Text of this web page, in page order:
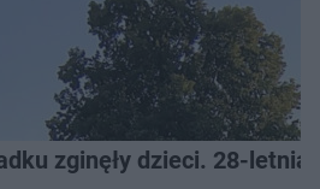
zginęły dzieci. 28-